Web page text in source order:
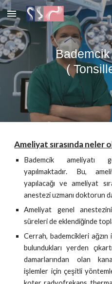
Skip to main content
Bademcik
(
Ameliyat sırasında neler
Bademcik ameliyatı
yapılmaktadır. Bu,
yapılacağı ve ameliyat
anestezi uzmanı doktorun
Ameliyat genel
süreleri de eklendiğinde
Cerrah, bademcikleri ağzın
bulundukları yerden
damarlarından olan
işlemler için çeşitli